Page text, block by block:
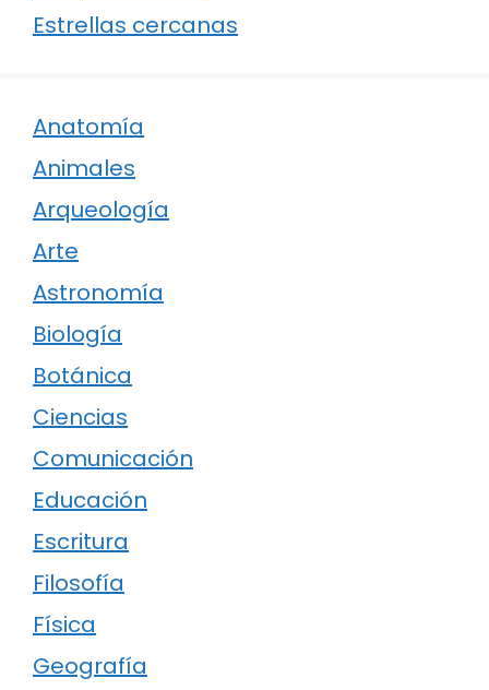
Estrellas cercanas
Anatomía
Animales
Arqueología
Arte
Astronomía
Biología
Botánica
Ciencias
Comunicación
Educación
Escritura
Filosofía
Física
Geografía